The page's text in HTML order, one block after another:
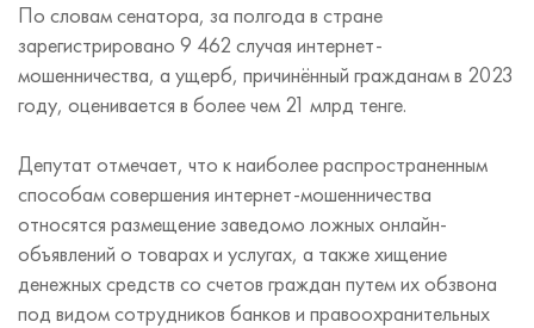
По словам сенатора, за полгода в стране
зарегистрировано 9 462 случая интернет-
мошенничества, а ущерб, причинённый гражданам в 2023
году, оценивается в более чем 21 млрд тенге.
Депутат отмечает, что к наиболее распространенным
способам совершения интернет-мошенничества
относятся размещение заведомо ложных онлайн-
объявлений о товарах и услугах, а также хищение
денежных средств со счетов граждан путем их обзвона
под видом сотрудников банков и правоохранительных